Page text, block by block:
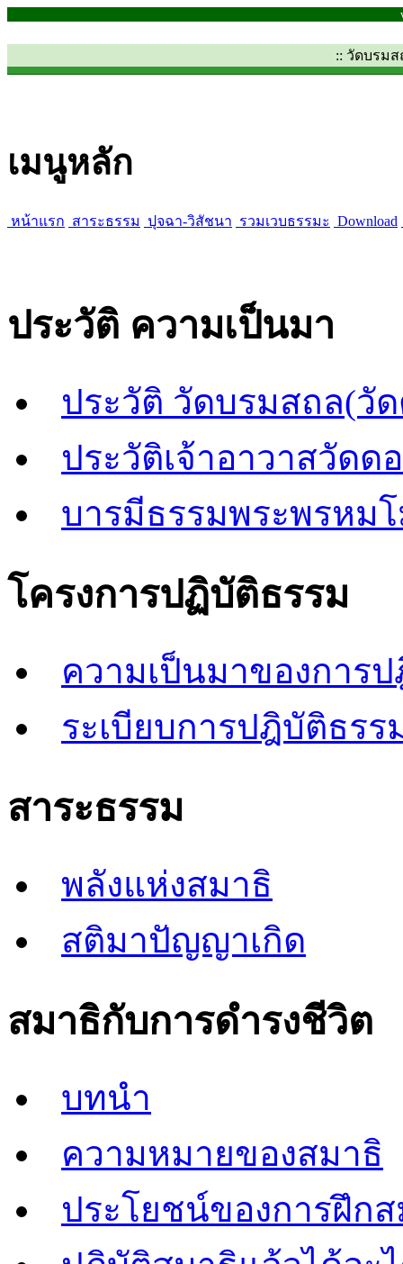
:: วัดบรม
เมนูหลัก
หน้าแรก สาระธรรม ปุจฉา-วิสัชนา รวมเวบธรรมะ Download
ประวัติ ความเป็นมา
ประวัติ วัดบรมสถล(วั
ประวัติเจ้าอาวาสวัดด
บารมีธรรมพระพรหม
โครงการปฏิบัติธรรม
ความเป็นมาของการ
ระเบียบการปฎิบัติธร
สาระธรรม
พลังแห่งสมาธิ
สติมาปัญญาเกิด
สมาธิกับการดำรงชีวิต
บทนำ
ความหมายของสมาธิ
ประโยชน์ของการฝึก